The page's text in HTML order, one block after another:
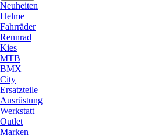
Neuheiten
Helme
Fahrräder
Rennrad
Kies
MTB
BMX
City
Ersatzteile
Ausrüstung
Werkstatt
Outlet
Marken